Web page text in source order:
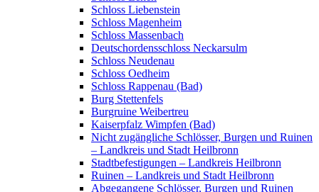
Schloss Liebenstein
Schloss Magenheim
Schloss Massenbach
Deutschordensschloss Neckarsulm
Schloss Neudenau
Schloss Oedheim
Schloss Rappenau (Bad)
Burg Stettenfels
Burgruine Weibertreu
Kaiserpfalz Wimpfen (Bad)
Nicht zugängliche Schlösser, Burgen und Ruinen
– Landkreis und Stadt Heilbronn
Stadtbefestigungen – Landkreis Heilbronn
Ruinen – Landkreis und Stadt Heilbronn
Abgegangene Schlösser, Burgen und Ruinen